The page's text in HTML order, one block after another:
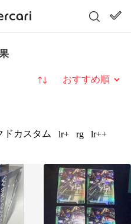
並び替え
ドカスタム lr+ rg
lr++